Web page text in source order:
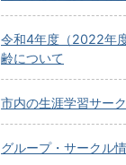
令和4年度（2022年
齢について
市内の生涯学習サー
グループ・サークル